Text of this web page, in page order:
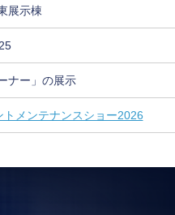
展示棟
ナー」の展示
メンテナンスショー2026